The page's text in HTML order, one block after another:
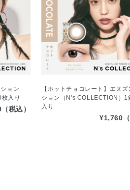
ョン
入り
税込）
【ホットチョコレート】エヌ
ション（N's COLLECTION）1
入り
¥1,760